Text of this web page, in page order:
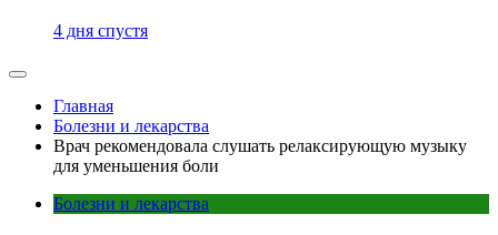
4 дня спустя
Главная
Болезни и лекарства
Врач рекомендовала слушать релаксирующую музыку
для уменьшения боли
Болезни и лекарства